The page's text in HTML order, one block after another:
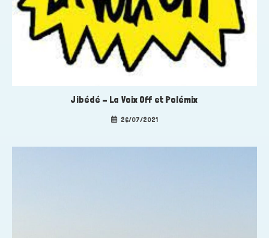
Jibédé – La Voix Off et Polémix
26/07/2021